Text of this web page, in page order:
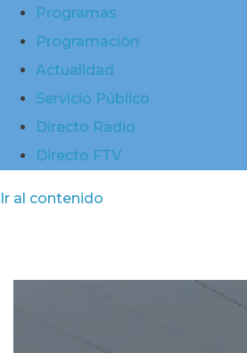
Programas
Programación
Actualidad
Servicio Público
Directo Radio
Directo FTV
Ir al contenido